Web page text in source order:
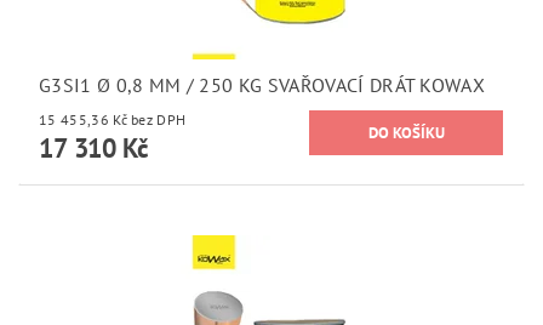
G3SI1 Ø 0,8 MM / 250 KG SVAŘOVACÍ DRÁT KOWAX
15 455,36 Kč bez DPH
17 310 Kč